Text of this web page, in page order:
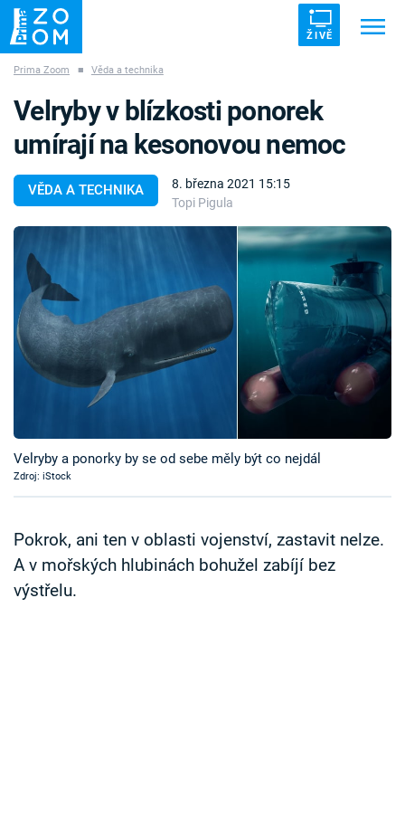
ŽIVĚ
ZÁHADY VETŘELCI DÁVNOVĚKU
Témata
Témata
Pořady
TV Program
Sledujte prima+
Sledujte nás
Prima Zoom ■ Věda a technika
VĚDA A TECHNIKA
8. března 2021 15:15
Topi Pigula
Velryby v blízkosti ponorek
umírají na kesonovou nemoc
Velryby a ponorky by se od sebe měly být co nejdál
Zdroj: iStock
Pokrok, ani ten v oblasti vojenství, zastavit nelze.
A v mořských hlubinách bohužel zabíjí bez
výstřelu.